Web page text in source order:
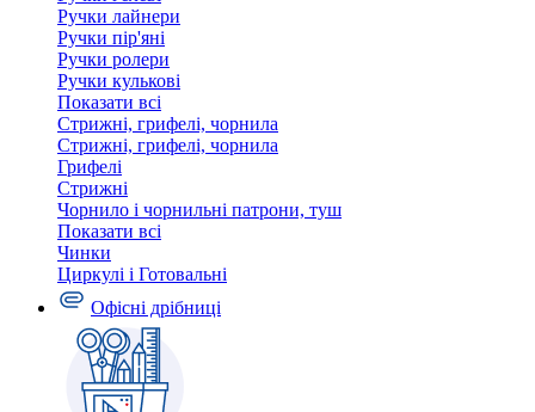
Ручки лайнери
Ручки пір'яні
Ручки ролери
Ручки кулькові
Показати всі
Стрижні, грифелі, чорнила
Стрижні, грифелі, чорнила
Грифелі
Стрижні
Чорнило і чорнильні патрони, туш
Показати всі
Чинки
Циркулі і Готовальні
Офісні дрібниці